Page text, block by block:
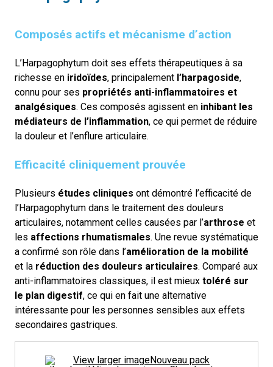
Composés actifs et mécanisme d’action
L’Harpagophytum doit ses effets thérapeutiques à sa
richesse en iridoïdes, principalement l’harpagoside,
connu pour ses propriétés anti-inflammatoires et
analgésiques. Ces composés agissent en inhibant les
médiateurs de l’inflammation, ce qui permet de réduire
la douleur et l’enflure articulaire.
Efficacité cliniquement prouvée
Plusieurs études cliniques ont démontré l’efficacité de
l’Harpagophytum dans le traitement des douleurs
articulaires, notamment celles causées par l’arthrose et
les affections rhumatismales. Une revue systématique
a confirmé son rôle dans l’amélioration de la mobilité
et la réduction des douleurs articulaires. Comparé aux
anti-inflammatoires classiques, il est mieux toléré sur
le plan digestif, ce qui en fait une alternative
intéressante pour les personnes sensibles aux effets
secondaires gastriques.